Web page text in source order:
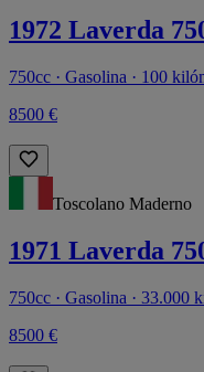
1972 Laverda
750cc · Gasolina · 100
8500 €
Toscolano Maderno
1971 Laverda
750cc · Gasolina · 33.000
8500 €